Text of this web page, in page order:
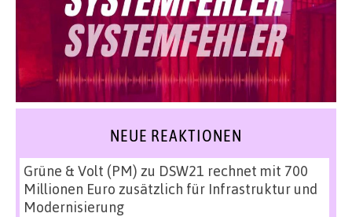
NEUE REAKTIONEN
Grüne & Volt (PM) zu DSW21 rechnet mit 700
Millionen Euro zusätzlich für Infrastruktur und
Modernisierung